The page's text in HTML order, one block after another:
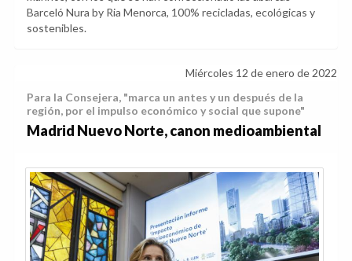
Barceló Nura by Ria Menorca, 100% recicladas, ecológicas y
sostenibles.
Miércoles 12 de enero de 2022
Para la Consejera, "marca un antes y un después de la
región, por el impulso económico y social que supone"
Madrid Nuevo Norte, canon medioambiental